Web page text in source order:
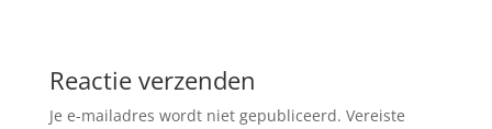
Reactie verzenden
Je e-mailadres wordt niet gepubliceerd. Vereiste